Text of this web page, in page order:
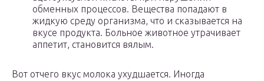
обменных процессов. Вещества попадают в
жидкую среду организма, что и сказывается на
вкусе продукта. Больное животное утрачивает
аппетит, становится вялым.
Вот отчего вкус молока ухудшается. Иногда